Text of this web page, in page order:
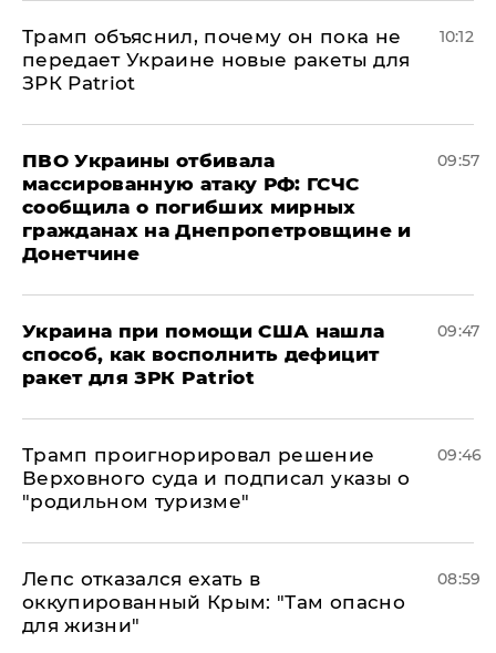
Трамп объяснил, почему он пока не
передает Украине новые ракеты для
ЗРК Patriot
10:12
ПВО Украины отбивала
массированную атаку РФ: ГСЧС
сообщила о погибших мирных
гражданах на Днепропетровщине и
Донетчине
09:57
Украина при помощи США нашла
способ, как восполнить дефицит
ракет для ЗРК Patriot
09:47
Трамп проигнорировал решение
Верховного суда и подписал указы о
"родильном туризме"
09:46
Лепс отказался ехать в
оккупированный Крым: "Там опасно
для жизни"
08:59